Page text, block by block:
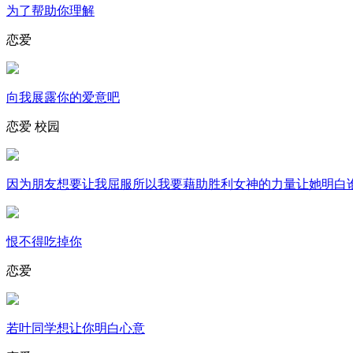
为了帮助你理解
恋爱
向我展露你的爱意吧
恋爱 校园
因为朋友想要让我屈服所以我要藉助胜利女神的力量让她明白
恨不得吃掉你
恋爱
若叶同学想让你明白心意